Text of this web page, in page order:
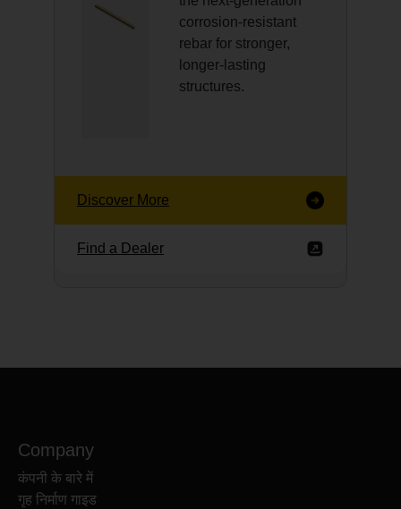
corrosion-resistant
rebar for stronger,
longer-lasting
structures.
Discover More
Find a Dealer
Company
कंपनी के बारे में
गृह निर्माण गाइड